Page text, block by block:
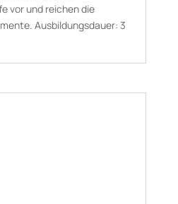
vor und reichen die
Aus­bildungs­dauer: 3